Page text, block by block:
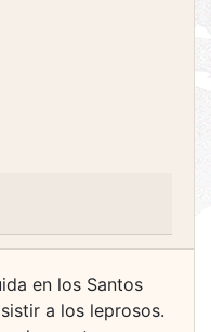
en los Santos
a los leprosos.